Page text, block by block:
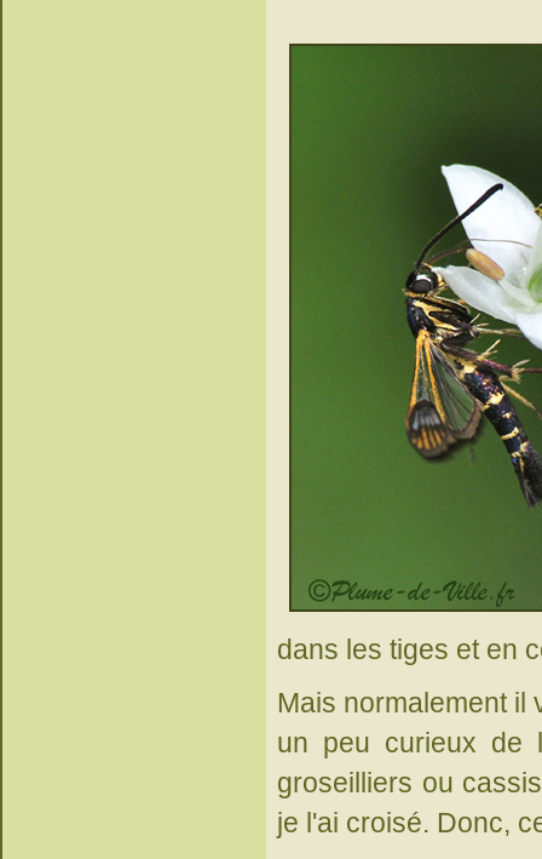
dans les tiges et en
Mais normalement il
un peu curieux de
groseilliers ou
je l'ai croisé. Donc,